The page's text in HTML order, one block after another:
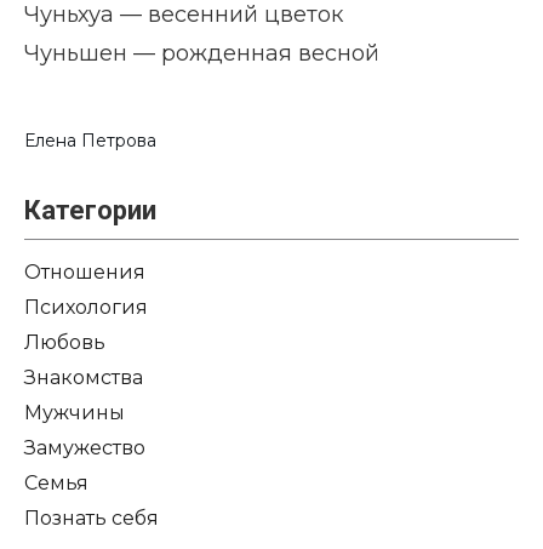
Чуньхуа — весенний цветок
Чуньшен — рожденная весной
Елена Петрова
Категории
Отношения
Психология
Любовь
Знакомства
Мужчины
Замужество
Семья
Познать себя